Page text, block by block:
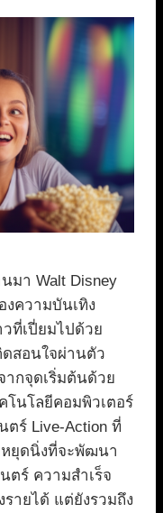
มา Walt Disney
ความบันเทิง
ที่เปี่ยมไปด้วย
สอนใจผ่านตัว
กจุดเริ่มต้นด้วย
โนโลยีคอมพิวเตอร์
ตร์ Live-Action ที่
หยุดนิ่งที่จะพัฒนา
ตร์ ความสำเร็จ
ายได้ แต่ยังรวมถึง